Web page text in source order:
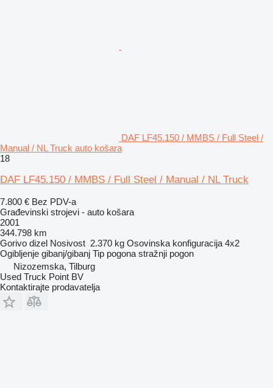
DAF LF45.150 / MMBS / Full Steel /
Manual / NL Truck auto košara
18
DAF LF45.150 / MMBS / Full Steel / Manual / NL Truck
7.800 € Bez PDV-a
Građevinski strojevi - auto košara
2001
344.798 km
Gorivo dizel Nosivost 2.370 kg Osovinska konfiguracija 4x2
Ogibljenje gibanj/gibanj Tip pogona stražnji pogon
Nizozemska, Tilburg
Used Truck Point BV
Kontaktirajte prodavatelja